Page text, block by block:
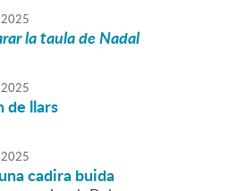
2025
la taula de Nadal
2025
de llars
2025
cadira buida